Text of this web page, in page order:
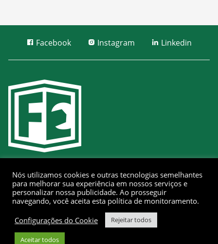
Facebook Instagram Linkedin
CONTATO:
Telefone: (34) 3222-0800
E-mail: contato@ferramac.com.br
Nós utilizamos cookies e outras tecnologias semelhantes
para melhorar sua experiência em nossos serviços e
personalizar nossa publicidade. Ao prosseguir
navegando, você aceita esta política de monitoramento.
Configurações do Cookie
Rejeitar todos
Aceitar todos